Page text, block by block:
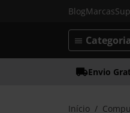
BlogMarcas
Envio
Início